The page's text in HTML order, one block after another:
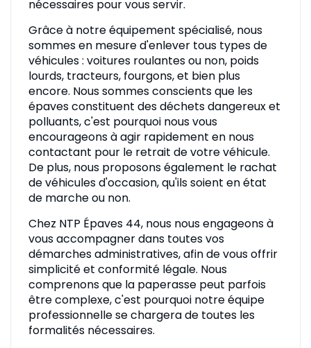
nécessaires pour vous servir.
Grâce à notre équipement spécialisé, nous
sommes en mesure d'enlever tous types de
véhicules : voitures roulantes ou non, poids
lourds, tracteurs, fourgons, et bien plus
encore. Nous sommes conscients que les
épaves constituent des déchets dangereux et
polluants, c'est pourquoi nous vous
encourageons à agir rapidement en nous
contactant pour le retrait de votre véhicule.
De plus, nous proposons également le rachat
de véhicules d'occasion, qu'ils soient en état
de marche ou non.
Chez NTP Épaves 44, nous nous engageons à
vous accompagner dans toutes vos
démarches administratives, afin de vous offrir
simplicité et conformité légale. Nous
comprenons que la paperasse peut parfois
être complexe, c'est pourquoi notre équipe
professionnelle se chargera de toutes les
formalités nécessaires.